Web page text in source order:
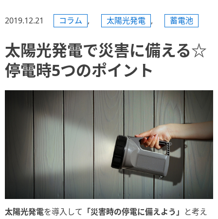
content
2019.12.21 コラム , 太陽光発電 , 蓄電池
太陽光発電で災害に備える☆
停電時5つのポイント
太陽光発電を導入して 「災害時の停電に備えよう」 と考え